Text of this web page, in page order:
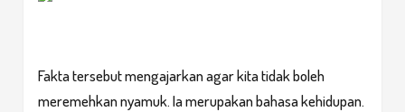
Fakta tersebut mengajarkan agar kita tidak boleh
meremehkan nyamuk. Ia merupakan bahasa kehidupan.